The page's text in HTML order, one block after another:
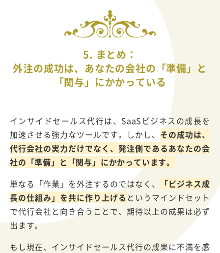
5. まとめ：
外注の成功は、あなたの会社の「準備」と
「関与」にかかっている
インサイドセールス代行は、 SaaS ビジネスの成長を
加速させる強力なツールです。しかし、 その成功は、
代行会社の実力だけでなく、発注側であるあなたの会
社の「準備」と「関与」にかかっています。
単なる「作業」を外注するのではなく、
「ビジネス成
長の仕組み」を共に作り上げる というマインドセット
で代行会社と向き合うことで、期待以上の成果は必ず
出ます。
もし現在、インサイドセールス代行の成果に不満を感